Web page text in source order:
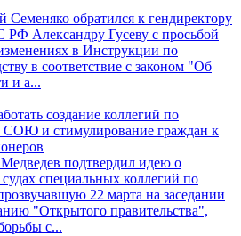
обратился к гендиректору
РФ Александру Гусеву с просьбой
в Инструкции по
в соответствие с законом "Об
и а...
создание коллегий по
и стимулирование граждан к
подтвердил идею о
специальных коллегий по
22 марта на заседании
"Открытого правительства",
с...